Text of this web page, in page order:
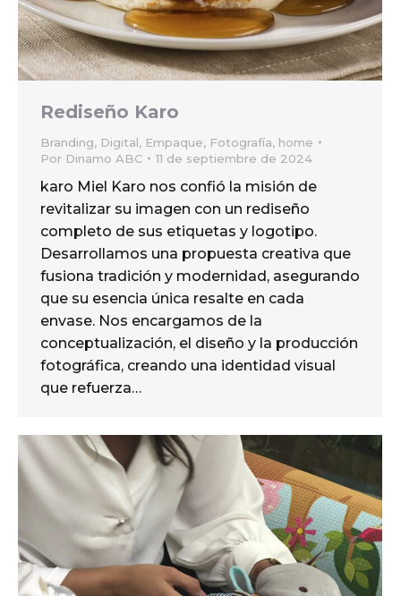
Rediseño Karo
Branding, Digital, Empaque, Fotografía, home
Por Dinamo ABC 11 de septiembre de 2024
karo Miel Karo nos confió la misión de
revitalizar su imagen con un rediseño
completo de sus etiquetas y logotipo.
Desarrollamos una propuesta creativa que
fusiona tradición y modernidad, asegurando
que su esencia única resalte en cada
envase. Nos encargamos de la
conceptualización, el diseño y la producción
fotográfica, creando una identidad visual
que refuerza…